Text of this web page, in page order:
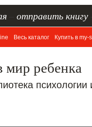
отправить книгу
Весь каталог Купить в my-
ребенка